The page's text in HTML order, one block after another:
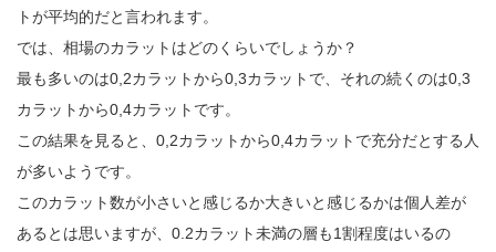
トが平均的だと言われます。
では、相場のカラットはどのくらいでしょうか？
最も多いのは0,2カラットから0,3カラットで、それの続くのは0,3
カラットから0,4カラットです。
この結果を見ると、0,2カラットから0,4カラットで充分だとする人
が多いようです。
このカラット数が小さいと感じるか大きいと感じるかは個人差が
あるとは思いますが、0.2カラット未満の層も1割程度はいるの